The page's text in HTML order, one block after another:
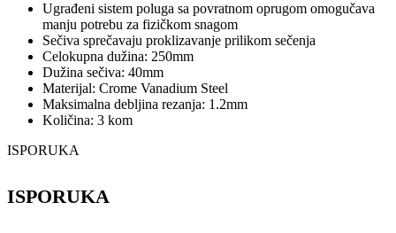
Ugrađeni sistem poluga sa povratnom oprugom omogučava
manju potrebu za fizičkom snagom
Sečiva sprečavaju proklizavanje prilikom sečenja
Celokupna dužina: 250mm
Dužina sečiva: 40mm
Materijal: Crome Vanadium Steel
Maksimalna debljina rezanja: 1.2mm
Količina: 3 kom
ISPORUKA
ISPORUKA